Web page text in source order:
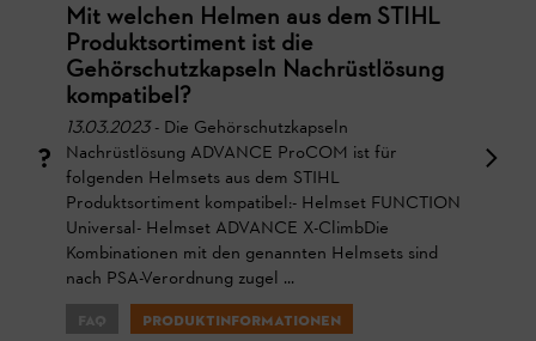
Mit welchen Helmen aus dem STIHL
Produktsortiment ist die
Gehörschutzkapseln Nachrüstlösung
kompatibel?
13.03.2023- Die Gehörschutzkapseln
Nachrüstlösung ADVANCE ProCOM ist für
folgenden Helmsets aus dem STIHL
Produktsortiment kompatibel:- Helmset FUNCTION
Universal- Helmset ADVANCE X-ClimbDie
Kombinationen mit den genannten Helmsets sind
nach PSA-Verordnung zugel ...
FAQ Produktinformationen